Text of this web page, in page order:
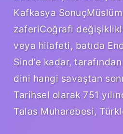
Kafkasya
zaferiCoğrafi
veya hilafeti, batıda
Sind’e kadar,
dini hangi savaştan
Tarihsel olarak 751
Talas Muharebesi,